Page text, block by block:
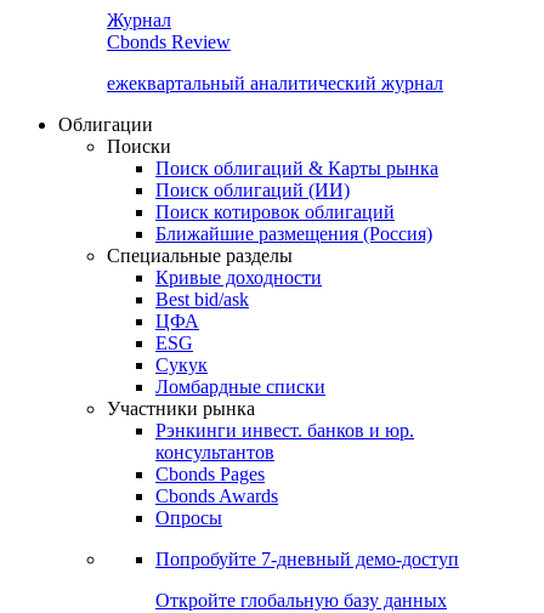
Cbonds Review
ежеквартальный аналитический журнал
Облигации
Поиски
Поиск облигаций & Карты рынка
Поиск облигаций (ИИ)
Поиск котировок облигаций
Ближайшие размещения (Россия)
Специальные разделы
Кривые доходности
Best bid/ask
ЦФА
ESG
Сукук
Ломбардные списки
Участники рынка
Рэнкинги инвест. банков и юр.
Cbonds Pages
Опросы